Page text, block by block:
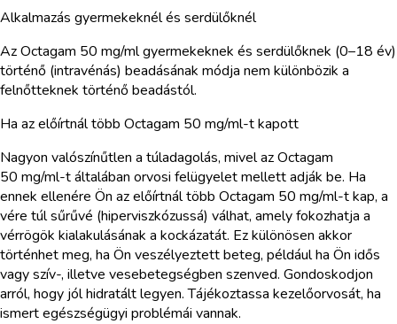
Alkalmazás gyermekeknél és serdülőknél
Az Octagam 50 mg/ml gyermekeknek és serdülőknek (0–18 év)
történő (intravénás) beadásának módja nem különbözik a
felnőtteknek történő beadástól.
Ha az előírtnál több Octagam 50 mg/ml-t kapott
Nagyon valószínűtlen a túladagolás, mivel az Octagam
50 mg/ml-t általában orvosi felügyelet mellett adják be. Ha
ennek ellenére Ön az előírtnál több Octagam 50 mg/ml-t kap, a
vére túl sűrűvé (hiperviszkózussá) válhat, amely fokozhatja a
vérrögök kialakulásának a kockázatát. Ez különösen akkor
történhet meg, ha Ön veszélyeztett beteg, például ha Ön idős
vagy szív-, illetve vesebetegségben szenved. Gondoskodjon
arról, hogy jól hidratált legyen. Tájékoztassa kezelőorvosát, ha
ismert egészségügyi problémái vannak.